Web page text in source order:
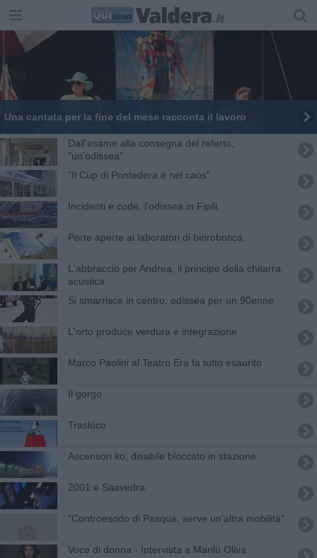
Una cantata per la fine del mese racconta il lavoro
Dall'esame alla consegna del referto,
"un'odissea"
"Il Cup di Pontedera è nel caos"
Incidenti e code, l'odissea in Fipili
Porte aperte ai laboratori di biorobotica
L'abbraccio per Andrea, il principe della chitarra
acustica
Si smarrisce in centro, odissea per un 90enne
L'orto produce verdura e integrazione
Marco Paolini al Teatro Era fa tutto esaurito
Il gorgo
Trasloco
Ascensori ko, disabile bloccato in stazione
2001 e Saavedra
"Controesodo di Pasqua, serve un'altra mobilità"
Voce di donna - Intervista a Marilù Oliva